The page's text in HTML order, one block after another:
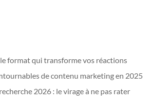
format qui transforme vos réactions
de contenu marketing en 2025
2026 : le virage à ne pas rater